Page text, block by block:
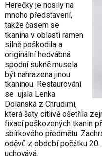
Herečky je nosily na
mnoho představení,
takže časem se
tkanina v oblasti ramen
silně poškodila a
originální hedvábná
spodní sukně musela
být nahrazena jinou
tkaninou. Restaurování
se ujala Lenka
Dolanská z Chrudimi,
která šaty citlivě ošetřila
fixací poškozených tkanin
sbírkového předmětu.
oděvů z období počátku
uchovává.